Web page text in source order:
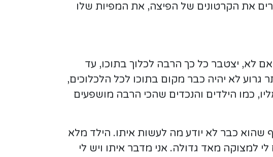
את הקרטונים של הפיצה, את המפיות שלו
לא, יצטבר כל כך הרבה לכלוך בתוכו, עד
לא יהיה כבר מקום בתוכו לכל הלכלוכים,
כמו הילדים והנכדים שהכי הרבה מושפעים
אב שהיה מודאג מאוד בקשר לבנו. הוא סיפר לי שבנו בן 30 ושיתף שהוא כבר לא יודע מה לעשות איתו. הילד מלא
למצוקה מאד גדולה. אני מדבר איתו ויש לי